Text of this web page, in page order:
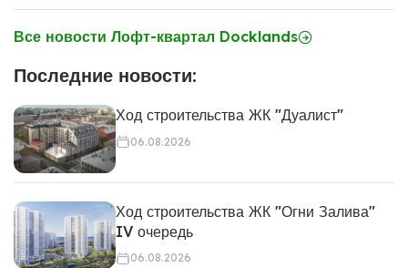
Все новости Лофт-квартал Docklands
Последние новости:
Ход строительства ЖК "Дуалист"
06.08.2026
Ход строительства ЖК "Огни Залива"
IV очередь
06.08.2026